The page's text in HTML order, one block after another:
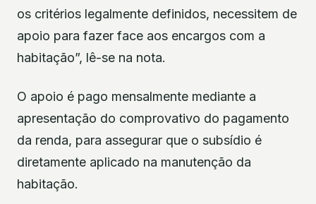
os critérios legalmente definidos, necessitem de
apoio para fazer face aos encargos com a
habitação”, lê-se na nota.
O apoio é pago mensalmente mediante a
apresentação do comprovativo do pagamento
da renda, para assegurar que o subsídio é
diretamente aplicado na manutenção da
habitação.